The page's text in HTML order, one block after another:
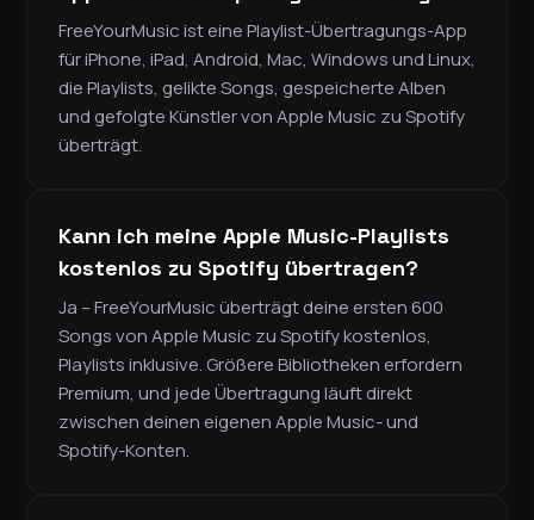
FreeYourMusic ist eine Playlist-Übertragungs-App
für iPhone, iPad, Android, Mac, Windows und Linux,
die Playlists, gelikte Songs, gespeicherte Alben
und gefolgte Künstler von Apple Music zu Spotify
überträgt.
Kann ich meine Apple Music-Playlists
kostenlos zu Spotify übertragen?
Ja – FreeYourMusic überträgt deine ersten 600
Songs von Apple Music zu Spotify kostenlos,
Playlists inklusive. Größere Bibliotheken erfordern
Premium, und jede Übertragung läuft direkt
zwischen deinen eigenen Apple Music- und
Spotify-Konten.